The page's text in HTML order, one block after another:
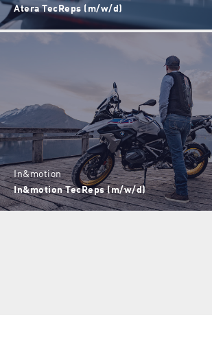
Atera TecReps (m/w/d)
In&motion
In&motion TecReps (m/w/d)